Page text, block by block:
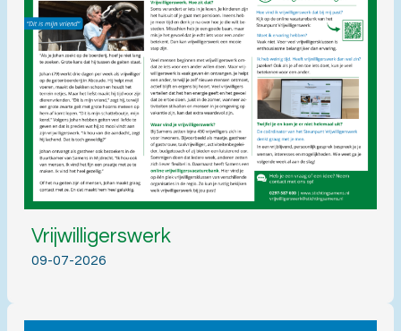
Vrijwilligerswerk
09-07-2026